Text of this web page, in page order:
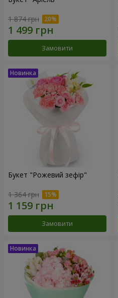
1 874 грн
Замовити
Букет "Рожевий зефір"
1 364 грн
Замовити